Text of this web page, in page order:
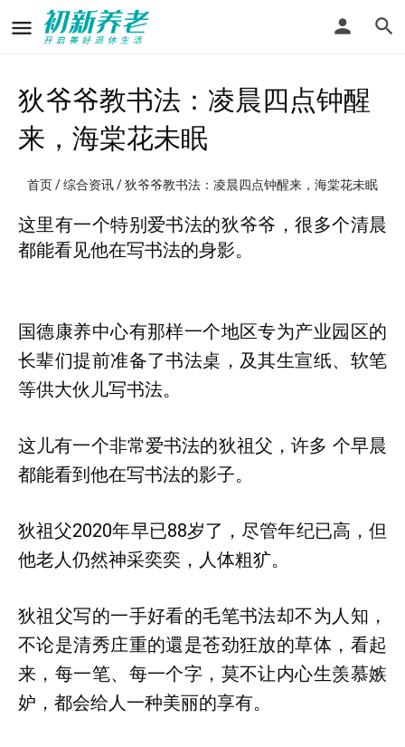
狄爷爷教书法：凌晨四点钟醒
来，海棠花未眠
首页/综合资讯/ 狄爷爷教书法：凌晨四点钟醒来，海棠花未眠
这里有一个特别爱书法的狄爷爷，很多个清晨
都能看见他在写书法的身影。
国德康养中心有那样一个地区专为产业园区的
长辈们提前准备了书法桌，及其生宣纸、软笔
等供大伙儿写书法。
这儿有一个非常爱书法的狄祖父，许多 个早晨
都能看到他在写书法的影子。
狄祖父2020年早已88岁了，尽管年纪已高，但
他老人仍然神采奕奕，人体粗犷。
狄祖父写的一手好看的毛笔书法却不为人知，
不论是清秀庄重的還是苍劲狂放的草体，看起
来，每一笔、每一个字，莫不让内心生羡慕嫉
妒，都会给人一种美丽的享有。